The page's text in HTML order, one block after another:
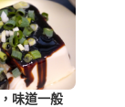
味道一般